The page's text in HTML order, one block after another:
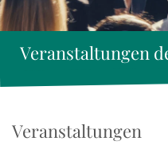
Veranstaltungen
Veranstaltungen